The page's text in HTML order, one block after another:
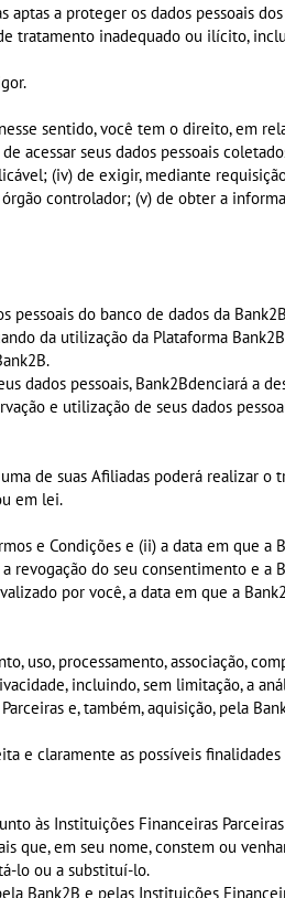
a proteger os dados pessoais
tratamento inadequado ou ilícito,
sentido, você tem o direito, em
acessar seus dados pessoais
(iv) de exigir, mediante
controlador; (v) de obter a
do banco de dados da
da utilização da Plataforma
dados pessoais, Bank2Bdenciará a
e utilização de seus dados
de suas Afiliadas poderá realizar o
em lei.
e Condições e (ii) a data em que a
revogação do seu consentimento e a
por você, a data em que a
uso, processamento, associação,
incluindo, sem limitação, a
e, também, aquisição, pela
e claramente as possíveis
às Instituições Financeiras
que, em seu nome, constem ou
lo ou a substituí-lo.
Bank2B e pelas Instituições